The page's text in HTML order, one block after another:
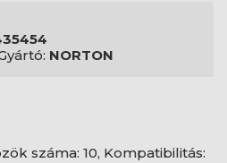
NORTON
száma: 10, Kompatibilitás: